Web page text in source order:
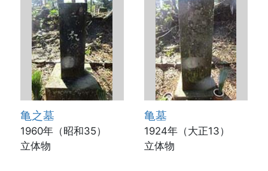
亀之墓
1960年（昭和35）
立体物
亀墓
1924年（大正13）
立体物